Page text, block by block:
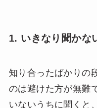
1. いきなり聞かな
知り合ったばかりの
のは避けた方が無難
いないうちに聞くと